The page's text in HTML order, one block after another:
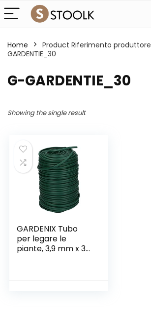
Home Product Riferimento produttore
GARDENTIE_30
‎G-GARDENTIE_30
Showing the single result
GARDENIX Tubo
per legare le
piante, 3,9 mm x 30